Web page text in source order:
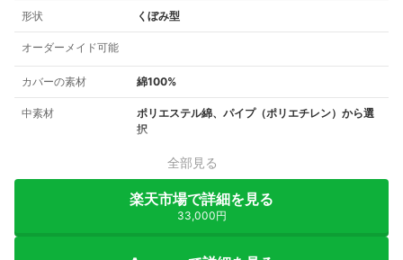
形状 くぼみ型
オーダーメイド可能
カバーの素材 綿100%
中素材
ポリエステル綿、パイプ（ポリエチレン）から選
択
全部見る
楽天市場で詳細を見る
33,000円